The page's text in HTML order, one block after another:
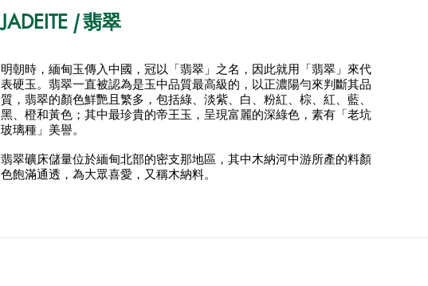
JADEITE / 翡翠
明朝時，緬甸玉傳入中國，冠以「翡翠」之名，因此就用「翡翠」來代
表硬玉。翡翠一直被認為是玉中品質最高級的，以正濃陽勻來判斷其品
質，翡翠的顏色鮮艷且繁多，包括綠、淡紫、白、粉紅、棕、紅、藍、
黑、橙和黃色；其中最珍貴的帝王玉，呈現富麗的深綠色，素有「老坑
玻璃種」美譽。
翡翠礦床儲量位於緬甸北部的密支那地區，其中木納河中游所產的料顏
色飽滿通透，為大眾喜愛，又稱木納料。